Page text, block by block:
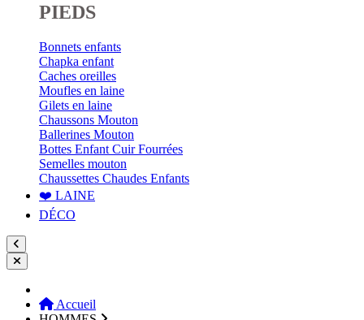
PIEDS
Bonnets enfants
Chapka enfant
Caches oreilles
Moufles en laine
Gilets en laine
Chaussons Mouton
Ballerines Mouton
Bottes Enfant Cuir Fourrées
Semelles mouton
Chaussettes Chaudes Enfants
❤️ LAINE
DÉCO
Accueil